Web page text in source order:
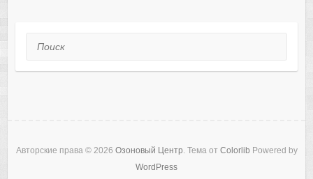
Поиск
Авторские права © 2026 Озоновый Центр. Тема от Colorlib Powered by
WordPress